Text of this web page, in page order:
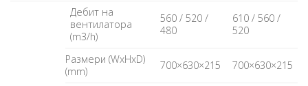
Дебит на
вентилатора
(m3/h)
560 / 520 /
480
610 / 560 /
520
Размери (WxHxD)
(mm)
700×630×215 700×630×215